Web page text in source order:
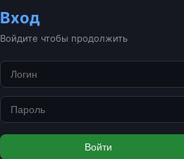
Вход
Войдите чтобы продолжить
Войти